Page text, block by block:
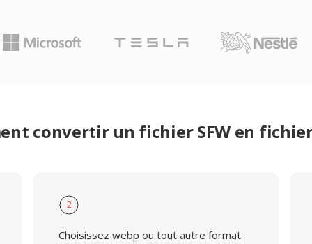
convertir un fichier SFW en fichier
2
Choisissez webp ou tout autre format